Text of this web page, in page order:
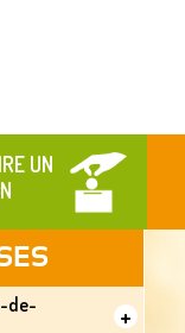
UN
de-
+